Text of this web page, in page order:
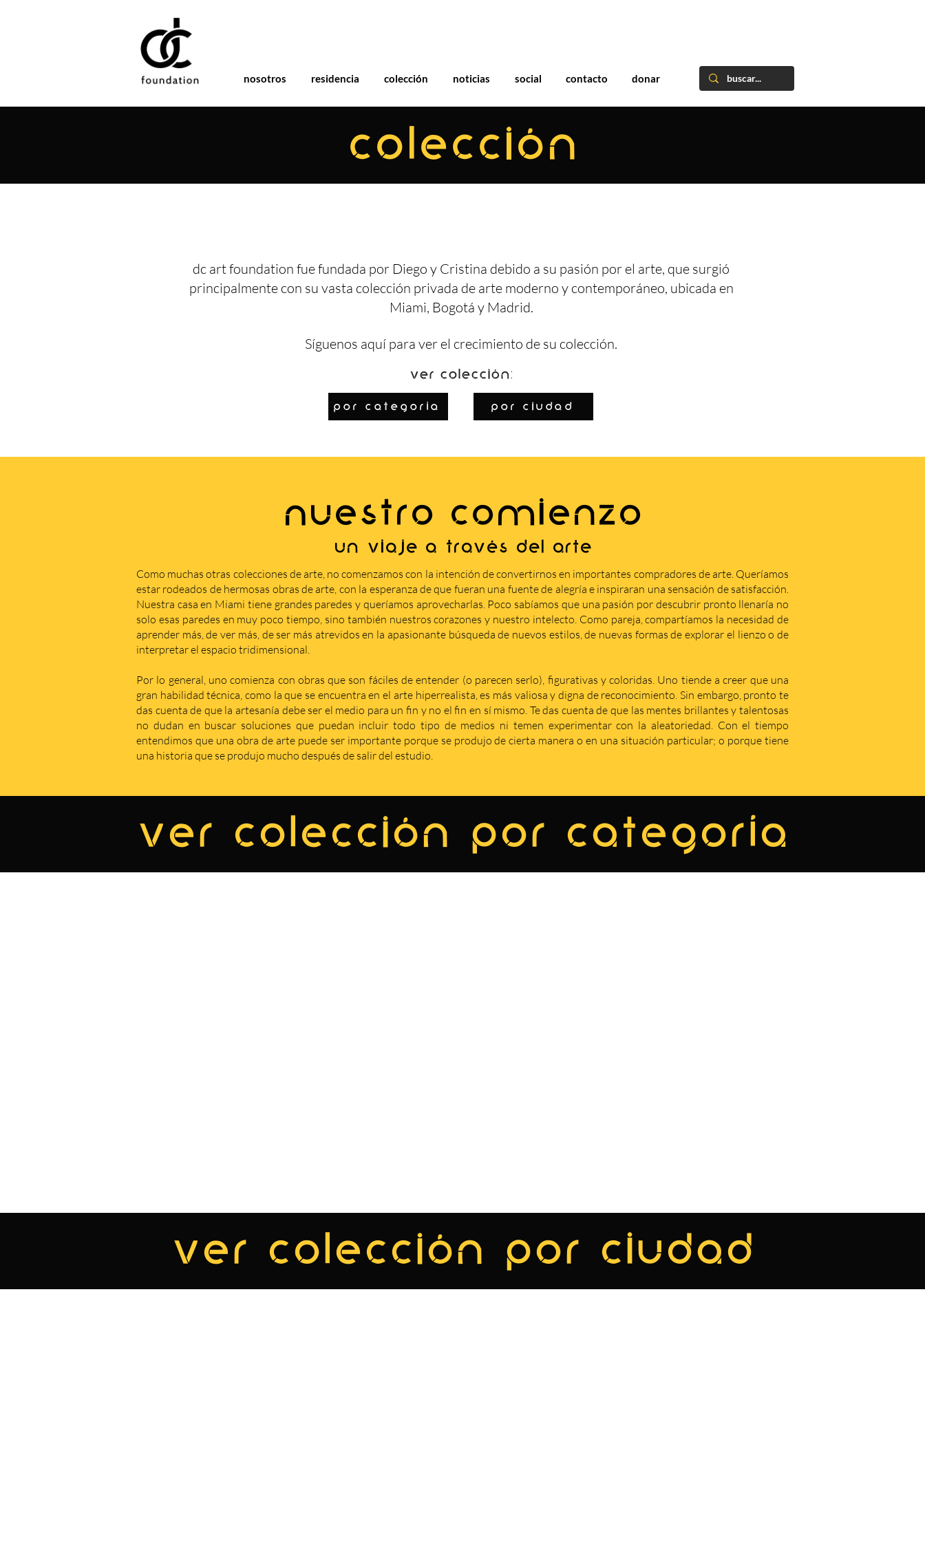
nosotros residencia colección noticias social contacto donar
COLECCIÓN
dc art foundation fue fundada por Diego y Cristina debido a su pasión por el arte, que surgió
principalmente con su vasta colección privada de arte moderno y contemporáneo, ubicada en
Miami, Bogotá y Madrid.
Síguenos aquí para ver el crecimiento de su colección.
Ver colección:
por categoría por ciudad
NUESTRO COMIENZO
Un viaje a través del arte
Como muchas otras colecciones de arte, no comenzamos con la intención de convertirnos en importantes compradores de arte. Queríamos
estar rodeados de hermosas obras de arte, con la esperanza de que fueran una fuente de alegría e inspiraran una sensación de satisfacción.
Nuestra casa en Miami tiene grandes paredes y queríamos aprovecharlas. Poco sabíamos que una pasión por descubrir pronto llenaría no
solo esas paredes en muy poco tiempo, sino también nuestros corazones y nuestro intelecto. Como pareja, compartíamos la necesidad de
aprender más, de ver más, de ser más atrevidos en la apasionante búsqueda de nuevos estilos, de nuevas formas de explorar el lienzo o de
interpretar el espacio tridimensional.
Por lo general, uno comienza con obras que son fáciles de entender (o parecen serlo), figurativas y coloridas. Uno tiende a creer que una
gran habilidad técnica, como la que se encuentra en el arte hiperrealista, es más valiosa y digna de reconocimiento. Sin embargo, pronto te
das cuenta de que la artesanía debe ser el medio para un fin y no el fin en sí mismo. Te das cuenta de que las mentes brillantes y talentosas
no dudan en buscar soluciones que puedan incluir todo tipo de medios ni temen experimentar con la aleatoriedad. Con el tiempo
entendimos que una obra de arte puede ser importante porque se produjo de cierta manera o en una situación particular; o porque tiene
una historia que se produjo mucho después de salir del estudio.
ver colección por categoría
ver colección por ciudad